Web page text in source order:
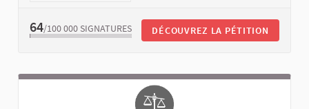
64/100 000 SIGNATURES DÉCOUVREZ LA PÉTITION